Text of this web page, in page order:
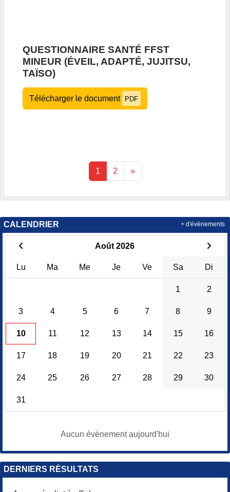
QUESTIONNAIRE SANTÉ FFST
MINEUR (ÉVEIL, ADAPTÉ, JUJITSU,
TAÏSO)
Télécharger le document PDF
1 2 »
CALENDRIER
Août 2026
Lu Ma Me Je Ve Sa Di
1 2
3 4 5 6 7 8 9
10 11 12 13 14 15 16
17 18 19 20 21 22 23
24 25 26 27 28 29 30
31
Aucun évènement aujourd'hui
+ d'évènements
DERNIERS RÉSULTATS